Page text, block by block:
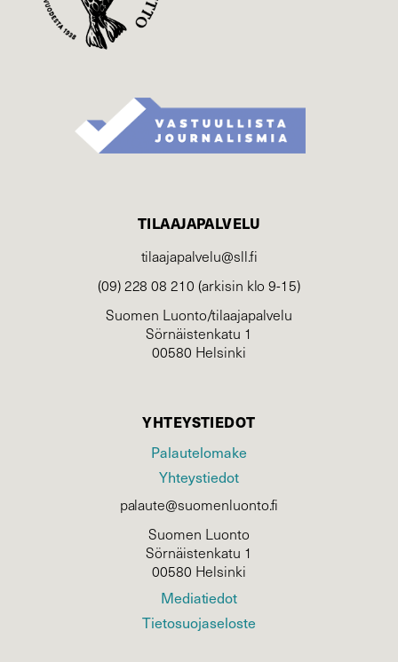
TILAAJAPALVELU
tilaajapalvelu@sll.fi
(09) 228 08 210 (arkisin klo 9-15)
Suomen Luonto/tilaajapalvelu
Sörnäistenkatu 1
00580 Helsinki
YHTEYSTIEDOT
Palautelomake
Yhteystiedot
palaute@suomenluonto.fi
Suomen Luonto
Sörnäistenkatu 1
00580 Helsinki
Mediatiedot
Tietosuojaseloste